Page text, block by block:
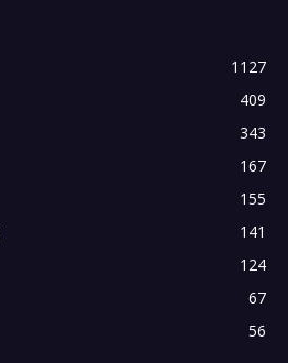
1127
409
343
167
155
141
124
67
56